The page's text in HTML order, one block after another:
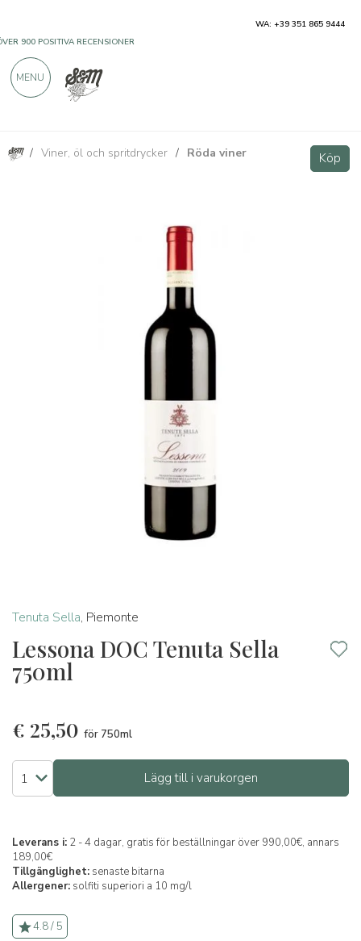
/ Viner, öl och spritdrycker / Röda viner Köp
Tenuta Sella, Piemonte
Lessona DOC Tenuta Sella
750ml
€ 25,50 för 750ml
Lägg till i varukorgen
Leverans i: 2 - 4 dagar, gratis för beställningar över 990,00€, annars
189,00€
Tillgänglighet: senaste bitarna
Allergener: solfiti superiori a 10 mg/l
4.8 / 5
Lessona DOC Tenuta Sella 750ml Köp
WA: +39 351 865 9444
MENU